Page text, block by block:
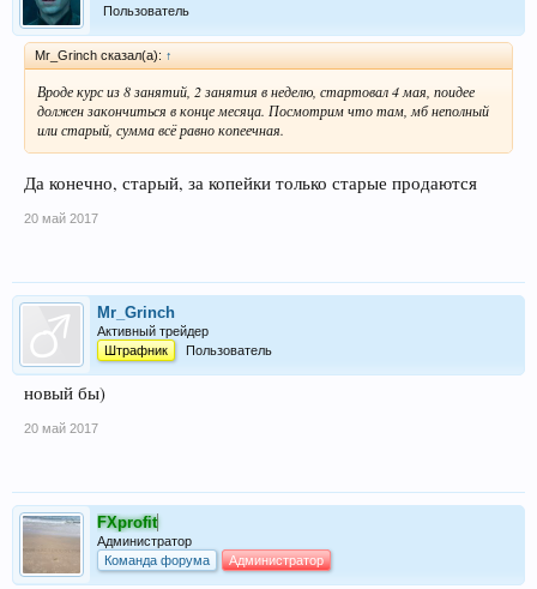
Пользователь
Mr_Grinch сказал(а): ↑
Вроде курс из 8 занятий, 2 занятия в неделю, стартовал 4 мая, поидее
должен закончиться в конце месяца. Посмотрим что там, мб неполный
или старый, сумма всё равно копеечная.
Да конечно, старый, за копейки только старые продаются
20 май 2017
Mr_Grinch
Активный трейдер
Штрафник
Пользователь
новый бы)
20 май 2017
FXprofit
Администратор
Команда форума
Администратор